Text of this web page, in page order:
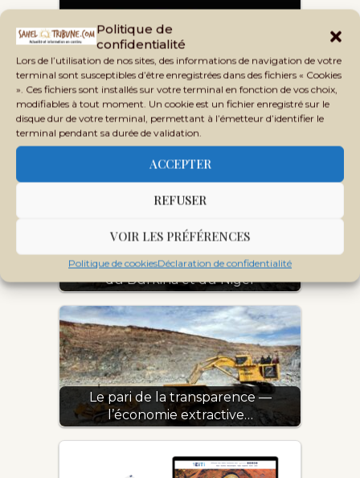
Politique de
confidentialité
Lors de l’utilisation de nos sites, des informations de navigation de votre
terminal sont susceptibles d’être enregistrées dans des fichiers « Cookies
». Ces fichiers sont installés sur votre terminal en fonction de vos choix,
modifiables à tout moment. Un cookie est un fichier enregistré sur le
disque dur de votre terminal, permettant à l’émetteur d’identifier le
terminal pendant sa durée de validation.
ACCEPTER
REFUSER
VOIR LES PRÉFÉRENCES
Politique de cookiesDéclaration de confidentialité
Or, revenus et défis : le Mali fait le
point sur la…
ITIE 2024 : le miroir minier du Mali,
du Burkina et du Niger
Le pari de la transparence —
l’économie extractive…